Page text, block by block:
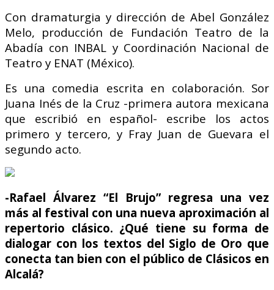
Con dramaturgia y dirección de Abel González
Melo, producción de Fundación Teatro de la
Abadía con INBAL y Coordinación Nacional de
Teatro y ENAT (México).
Es una comedia escrita en colaboración. Sor
Juana Inés de la Cruz -primera autora mexicana
que escribió en español- escribe los actos
primero y tercero, y Fray Juan de Guevara el
segundo acto.
-Rafael Álvarez “El Brujo” regresa una vez
más al festival con una nueva aproximación al
repertorio clásico. ¿Qué tiene su forma de
dialogar con los textos del Siglo de Oro que
conecta tan bien con el público de Clásicos en
Alcalá?